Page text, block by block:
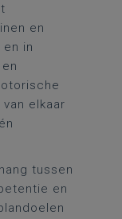
en
in
elkaar
tussen
en